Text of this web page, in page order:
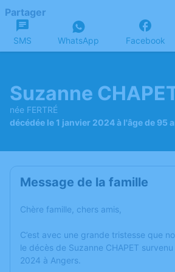
Partager
SMS WhatsApp Facebook
Suzanne
née FERTRÉ
décédée le 1 janvier 2024 à l'âge de 95
Message de la famille
Chère famille, chers amis,
C’est avec une grande tristesse que
le décès de Suzanne CHAPET
2024 à Angers.